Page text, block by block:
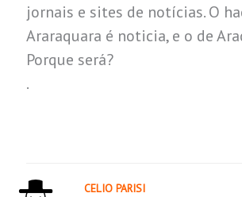
jornais e sites de notícias. O
Araraquara é noticia, e o de
Porque será?
.
CELIO PARISI